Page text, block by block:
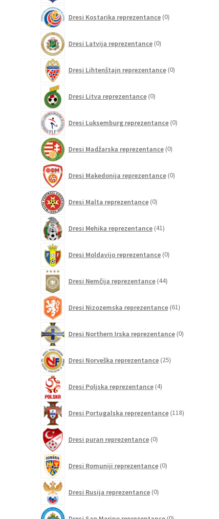
Dresi Kostarika reprezentance 0izdelkov
Dresi Latvija reprezentance 0izdelkov
Dresi Lihtenštajn reprezentance 0izdelkov
Dresi Litva reprezentance 0izdelkov
Dresi Luksemburg reprezentance 0izdelkov
Dresi Madžarska reprezentance 0izdelkov
Dresi Makedonija reprezentance 0izdelkov
Dresi Malta reprezentance 0izdelkov
Dresi Mehika reprezentance 41izdelkov
Dresi Moldavijo reprezentance 0izdelkov
Dresi Nemčija reprezentance 44izdelkov
Dresi Nizozemska reprezentance 61izdelkov
Dresi Northern Irska reprezentance 0izdelkov
Dresi Norveška reprezentance 25izdelkov
Dresi Poljska reprezentance 4izdelki
Dresi Portugalska reprezentance 118izdelkov
Dresi puran reprezentance 0izdelkov
Dresi Romuniji reprezentance 0izdelkov
Dresi Rusija reprezentance 0izdelkov